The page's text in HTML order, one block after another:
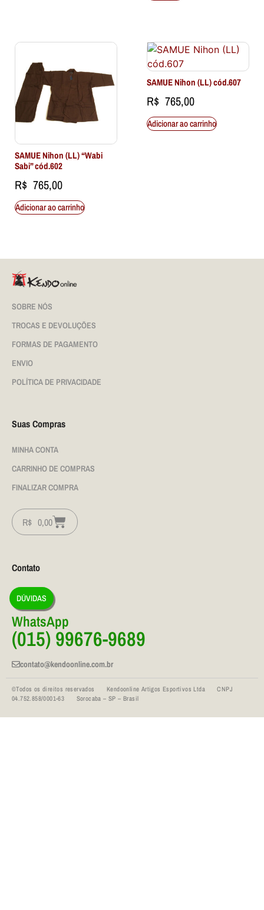
SAMUE Nihon (LL) “Wabi
Sabi” cód.602
R$ 765,00
Adicionar ao carrinho
SAMUE Nihon (LL) cód.607
R$ 765,00
Adicionar ao carrinho
SOBRE NÓS
TROCAS E DEVOLUÇÕES
FORMAS DE PAGAMENTO
ENVIO
POLÍTICA DE PRIVACIDADE
Suas Compras
MINHA CONTA
CARRINHO DE COMPRAS
FINALIZAR COMPRA
R$ 0,00
Contato
DÚVIDAS
WhatsApp
(015) 99676-9689
contato@kendoonline.com.br
©Todos os direitos reservados Kendoonline Artigos Esportivos Ltda CNPJ
04.752.858/0001-63 Sorocaba – SP – Brasil